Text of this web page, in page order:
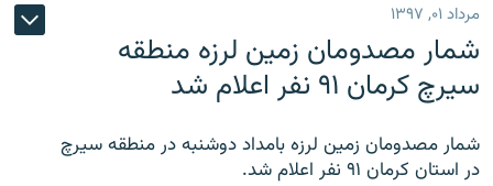
مرداد ۰۱, ۱۳۹۷
شمار مصدومان زمین لرزه منطقه
سیرچ کرمان ۹۱ نفر اعلام شد
شمار مصدومان زمین لرزه بامداد دوشنبه در منطقه سیرچ
در استان کرمان ۹۱ نفر اعلام شد.